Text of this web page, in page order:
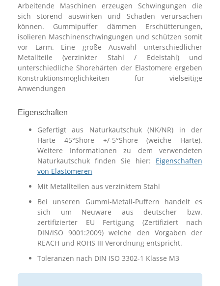
Arbeitende Maschinen erzeugen Schwingungen die
sich störend auswirken und Schäden verursachen
können. Gummipuffer dämmen Erschütterungen,
isolieren Maschinenschwingungen und schützen somit
vor Lärm. Eine große Auswahl unterschiedlicher
Metallteile (verzinkter Stahl / Edelstahl) und
unterschiedliche Shorehärten der Elastomere ergeben
Konstruktionsmöglichkeiten für vielseitige
Anwendungen
Eigenschaften
Gefertigt aus Naturkautschuk (NK/NR) in der
Härte 45°Shore +/-5°Shore (weiche Härte).
Weitere Informationen zu dem verwendeten
Naturkautschuk finden Sie hier: Eigenschaften
von Elastomeren
Mit Metallteilen aus verzinktem Stahl
Bei unseren Gummi-Metall-Puffern handelt es
sich um Neuware aus deutscher bzw.
zertifizierter EU Fertigung (Zertifiziert nach
DIN/ISO 9001:2009) welche den Vorgaben der
REACH und ROHS III Verordnung entspricht.
Toleranzen nach DIN ISO 3302-1 Klasse M3